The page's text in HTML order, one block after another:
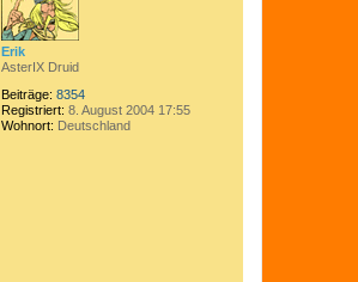
Erik
AsterIX Druid
Beiträge: 8354
Registriert: 8. August 2004 17:55
Wohnort: Deutschland